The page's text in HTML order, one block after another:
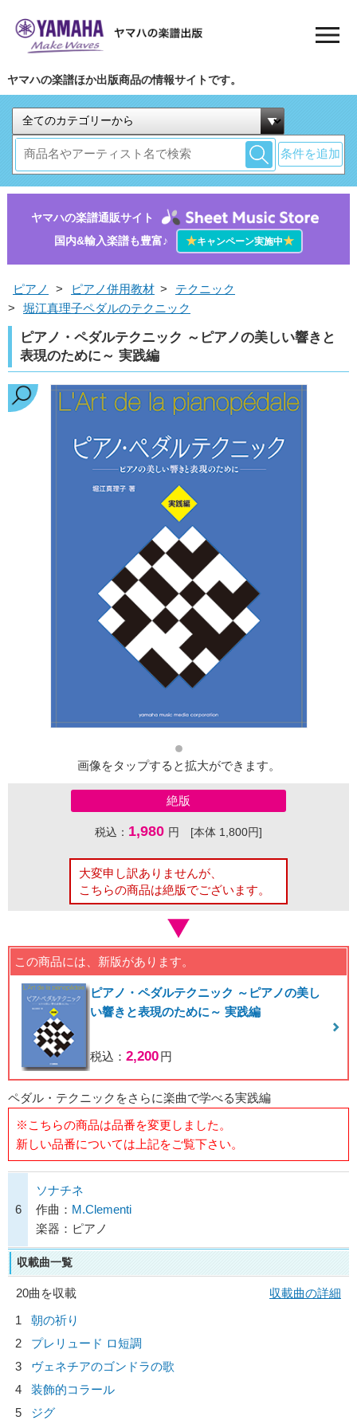
ヤマハの楽譜ほか出版商品の情報サイトです。
条件を追加
ヤマハの楽譜通販サイト
国内&輸入楽譜も豊富♪
★キャンペーン実施中★
ピアノ > ピアノ併用教材 >
テクニック
>
堀江真理子ペダルのテクニック
ピアノ・ペダルテクニック ～ピアノの美しい響きと
表現のために～ 実践編
画像をタップすると拡大ができます。
絶版
税込： 1,980 円 [本体 1,800円]
大変申し訳ありませんが、
こちらの商品は絶版でございます。
この商品には、新版があります。
ピアノ・ペダルテクニック ～ピアノの美し
い響きと表現のために～ 実践編
税込： 2,200円
ペダル・テクニックをさらに楽曲で学べる実践編
※こちらの商品は品番を変更しました。
新しい品番については上記をご覧下さい。
6
ソナチネ
作曲： M.Clementi
楽器：ピアノ
収載曲一覧
20曲を収載
収載曲の詳細
1
朝の祈り
2
プレリュード ロ短調
3
ヴェネチアのゴンドラの歌
4
装飾的コラール
5
ジグ